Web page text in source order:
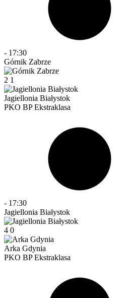
- 17:30
Górnik Zabrze
2 1
Jagiellonia Białystok
PKO BP Ekstraklasa
- 17:30
Jagiellonia Białystok
4 0
Arka Gdynia
PKO BP Ekstraklasa